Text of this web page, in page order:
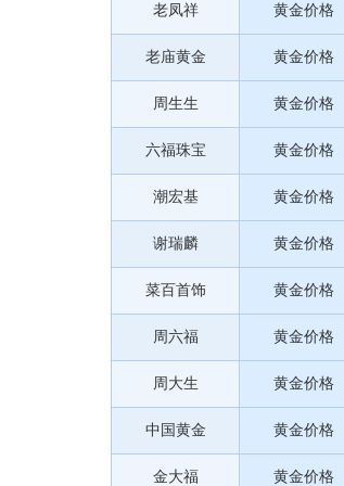
老凤祥 黄金价格
老庙黄金 黄金价格
周生生 黄金价格
六福珠宝 黄金价格
潮宏基 黄金价格
谢瑞麟 黄金价格
菜百首饰 黄金价格
周六福 黄金价格
周大生 黄金价格
中国黄金 黄金价格
金大福 黄金价格